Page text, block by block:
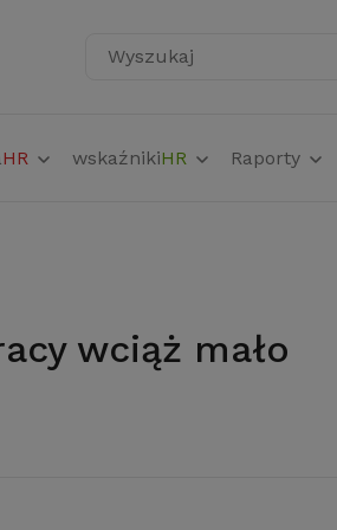
Wyszukaj
HR wskaźnikiHR Raporty